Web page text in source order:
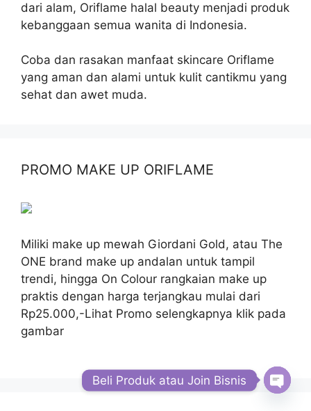
dari alam, Oriflame halal beauty menjadi produk
kebanggaan semua wanita di Indonesia.
Coba dan rasakan manfaat skincare Oriflame
yang aman dan alami untuk kulit cantikmu yang
sehat dan awet muda.
PROMO MAKE UP ORIFLAME
Miliki make up mewah Giordani Gold, atau The
ONE brand make up andalan untuk tampil
trendi, hingga On Colour rangkaian make up
praktis dengan harga terjangkau mulai dari
Rp25.000,-Lihat Promo selengkapnya klik pada
gambar
Beli Produk atau Join Bisnis